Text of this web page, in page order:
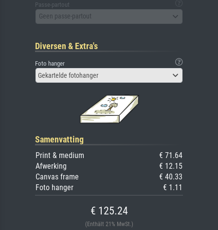
Passe-partout
Geen passe-partout
Diversen & Extra's
Foto hanger
Gekartelde fotohanger
Samenvatting
Print & medium
€ 71.64
Afwerking
€ 12.15
Canvas frame
€ 40.33
Foto hanger
€ 1.11
€ 125.24
(Enthält 21% MwSt.)